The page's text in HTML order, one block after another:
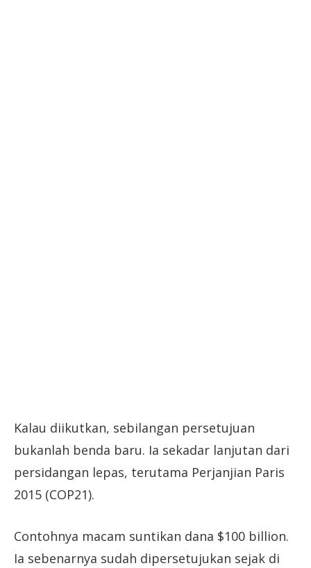
Kalau diikutkan, sebilangan persetujuan
bukanlah benda baru. Ia sekadar lanjutan dari
persidangan lepas, terutama Perjanjian Paris
2015 (COP21).
Contohnya macam suntikan dana $100 billion.
Ia sebenarnya sudah dipersetujukan sejak di